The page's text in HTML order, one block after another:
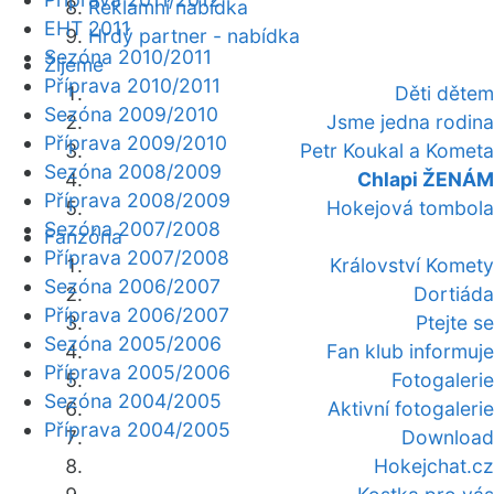
Reklamní nabídka
Hrdý partner - nabídka
Žijeme
Děti dětem
Jsme jedna rodina
Petr Koukal a Kometa
Chlapi ŽENÁM
Hokejová tombola
Fanzóna
Království Komety
Dortiáda
Ptejte se
Fan klub informuje
Fotogalerie
Aktivní fotogalerie
Download
Hokejchat.cz
EHT 2011
Sezóna 2010/2011
Příprava 2010/2011
Sezóna 2009/2010
Příprava 2009/2010
Sezóna 2008/2009
Příprava 2008/2009
Sezóna 2007/2008
Příprava 2007/2008
Sezóna 2006/2007
Příprava 2006/2007
Sezóna 2005/2006
Příprava 2005/2006
Sezóna 2004/2005
Příprava 2004/2005